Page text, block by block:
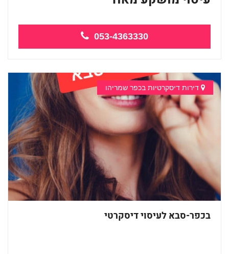
מומלץ
053-4363330
דירות דיסקרטיות בכפר שמריהו
בכפר-סבא לעיסוי דיסקרטי